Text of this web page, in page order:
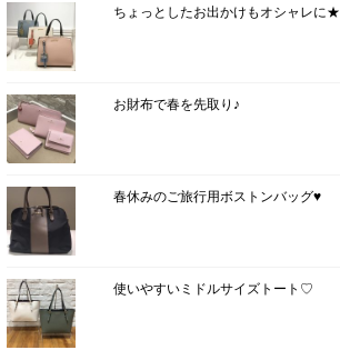
ちょっとしたお出かけもオシャレに★
お財布で春を先取り♪
春休みのご旅行用ボストンバッグ♥
使いやすいミドルサイズトート♡